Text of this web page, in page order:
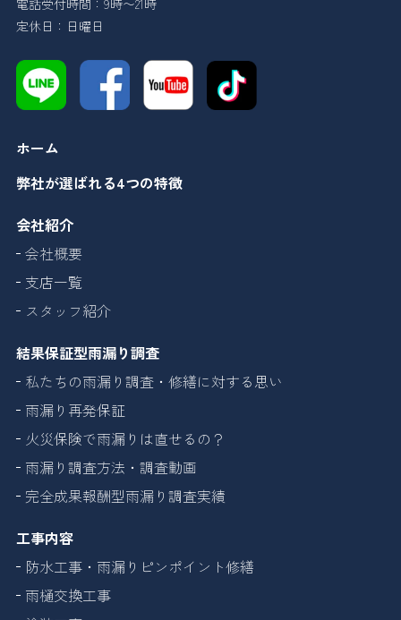
電話受付時間：9時〜21時
定休日：日曜日
ホーム
弊社が選ばれる4つの特徴
会社紹介
会社概要
支店一覧
スタッフ紹介
結果保証型雨漏り調査
私たちの雨漏り調査・修繕に対する思い
雨漏り再発保証
火災保険で雨漏りは直せるの？
雨漏り調査方法・調査動画
完全成果報酬型雨漏り調査実績
工事内容
防水工事・雨漏りピンポイント修繕
雨樋交換工事